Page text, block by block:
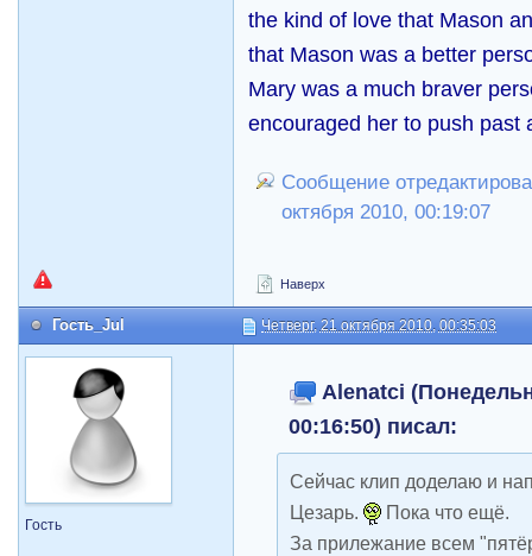
the kind of love that Mason
that Mason was a better
Mary was a much braver
encouraged her to push past
Сообщение
октября 2010, 00:19:07
Наверх
Гость_Jul Четверг, 21 октября 2010, 00:35:03
Гость
Alenatci
00:16:50) писал:
Сейчас клип доделаю и
Цезарь.
Пока что ещё.
За прилежание всем